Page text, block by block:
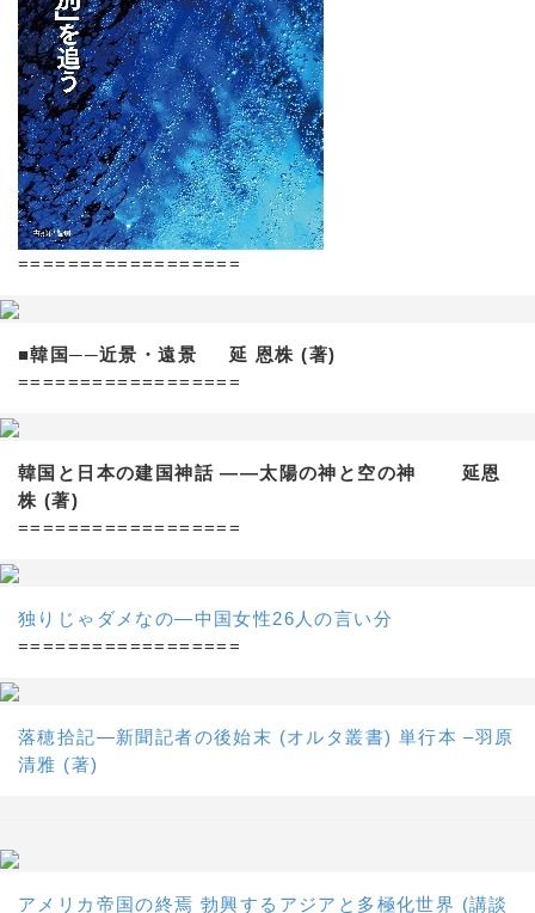
==================
■韓国──近景・遠景 延 恩株 (著)
==================
韓国と日本の建国神話 ——太陽の神と空の神 延恩
株 (著)
==================
独りじゃダメなの―中国女性26人の言い分
==================
落穂拾記―新聞記者の後始末 (オルタ叢書) 単行本 –羽原
清雅 (著)
アメリカ帝国の終焉 勃興するアジアと多極化世界 (講談